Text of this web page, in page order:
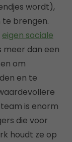
wordt),
brengen.
eigen sociale
meer dan een
om
en te
is enorm
die voor
houdt ze op